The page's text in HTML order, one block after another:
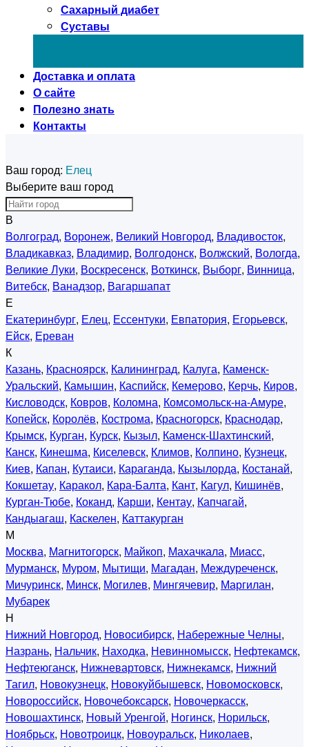
Сахарный диабет
Суставы
Доставка и оплата
О сайте
Полезно знать
Контакты
Ваш город: Елец
Выберите ваш город
В
Волгоград, Воронеж, Великий Новгород, Владивосток,
Владикавказ, Владимир, Волгодонск, Волжский, Вологда,
Великие Луки, Воскресенск, Воткинск, Выборг, Винница,
Витебск, Ванадзор, Вагаршапат
Е
Екатеринбург, Елец, Ессентуки, Евпатория, Егорьевск,
Ейск, Ереван
К
Казань, Красноярск, Калининград, Калуга, Каменск-
Уральский, Камышин, Каспийск, Кемерово, Керчь, Киров,
Кисловодск, Ковров, Коломна, Комсомольск-на-Амуре,
Копейск, Королёв, Кострома, Красногорск, Краснодар,
Крымск, Курган, Курск, Кызыл, Каменск-Шахтинский,
Канск, Кинешма, Киселевск, Климов, Колпино, Кузнецк,
Киев, Капан, Кутаиси, Караганда, Кызылорда, Костанай,
Кокшетау, Каракол, Кара-Балта, Кант, Кагул, Кишинёв,
Курган-Тюбе, Коканд, Карши, Кентау, Капчагай,
Кандыагаш, Каскелен, Каттакурган
М
Москва, Магнитогорск, Майкоп, Махачкала, Миасс,
Мурманск, Муром, Мытищи, Магадан, Междуреченск,
Мичуринск, Минск, Могилев, Мингячевир, Маргилан,
Мубарек
Н
Нижний Новгород, Новосибирск, Набережные Челны,
Назрань, Нальчик, Находка, Невинномысск, Нефтекамск,
Нефтеюганск, Нижневартовск, Нижнекамск, Нижний
Тагил, Новокузнецк, Новокуйбышевск, Новомосковск,
Новороссийск, Новочебоксарск, Новочеркасск,
Новошахтинск, Новый Уренгой, Ногинск, Норильск,
Ноябрьск, Новотроицк, Новоуральск, Николаев,